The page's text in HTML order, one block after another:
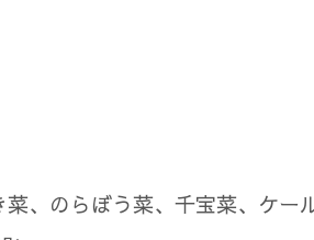
、のらぼう菜、千宝菜、ケール